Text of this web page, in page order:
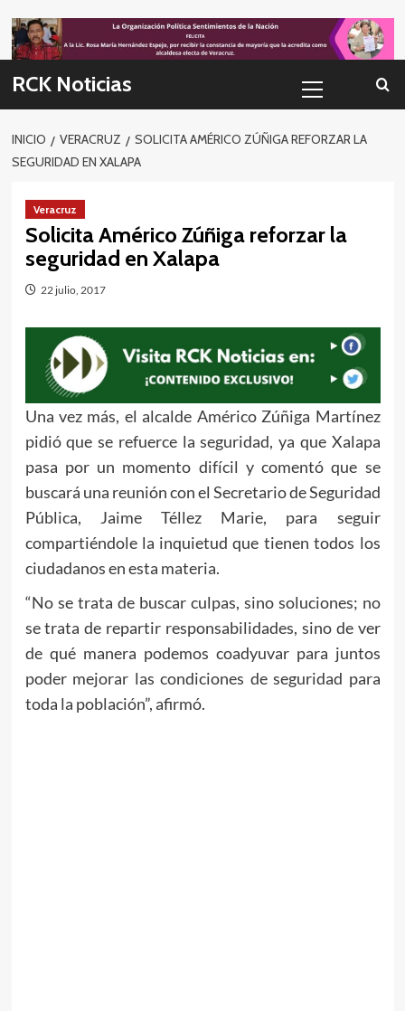
to
content
RCK Noticias
primario
INICIO VERACRUZ
SOLICITA AMÉRICO ZÚÑIGA REFORZAR LA
SEGURIDAD EN XALAPA
Veracruz
Solicita Américo Zúñiga reforzar la
seguridad en Xalapa
22 julio, 2017
Una vez más, el alcalde Américo Zúñiga Martínez
pidió que se refuerce la seguridad, ya que Xalapa
pasa por un momento difícil y comentó que se
buscará una reunión con el Secretario de Seguridad
Pública, Jaime Téllez Marie, para seguir
compartiéndole la inquietud que tienen todos los
ciudadanos en esta materia.
“No se trata de buscar culpas, sino soluciones; no
se trata de repartir responsabilidades, sino de ver
de qué manera podemos coadyuvar para juntos
poder mejorar las condiciones de seguridad para
toda la población”, afirmó.